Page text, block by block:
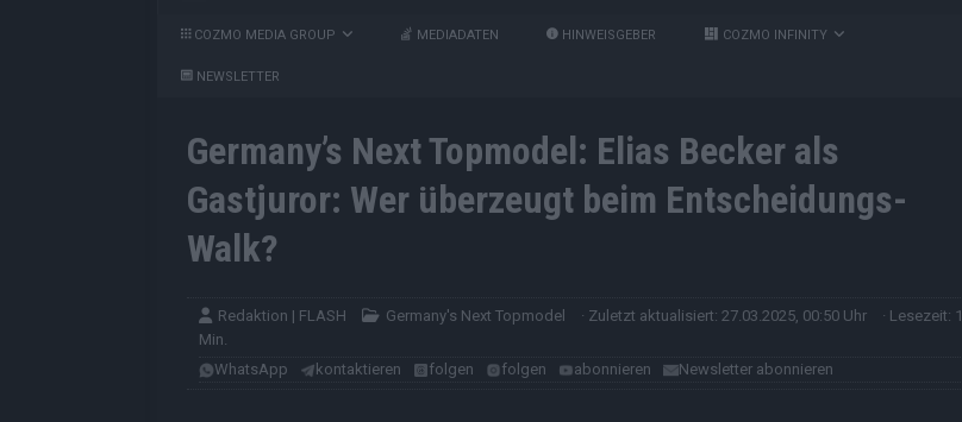
COZMO MEDIA GROUP MEDIADATEN HINWEISGEBER COZMO INFINITY
NEWSLETTER
Germany’s Next Topmodel: Elias Becker als
Gastjuror: Wer überzeugt beim Entscheidungs-
Walk?
Redaktion | FLASH Germany's Next Topmodel · Zuletzt aktualisiert: 27.03.2025, 00:50 Uhr
· Lesezeit: 1
Min.
WhatsApp
kontaktieren folgen folgen abonnieren Newsletter abonnieren